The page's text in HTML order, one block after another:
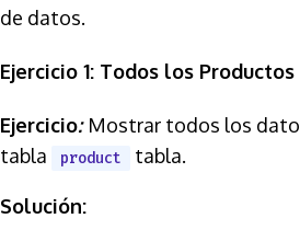
de datos.
Ejercicio 1: Todos los Productos
Ejercicio: Mostrar todos los
tabla
product tabla.
Solución: